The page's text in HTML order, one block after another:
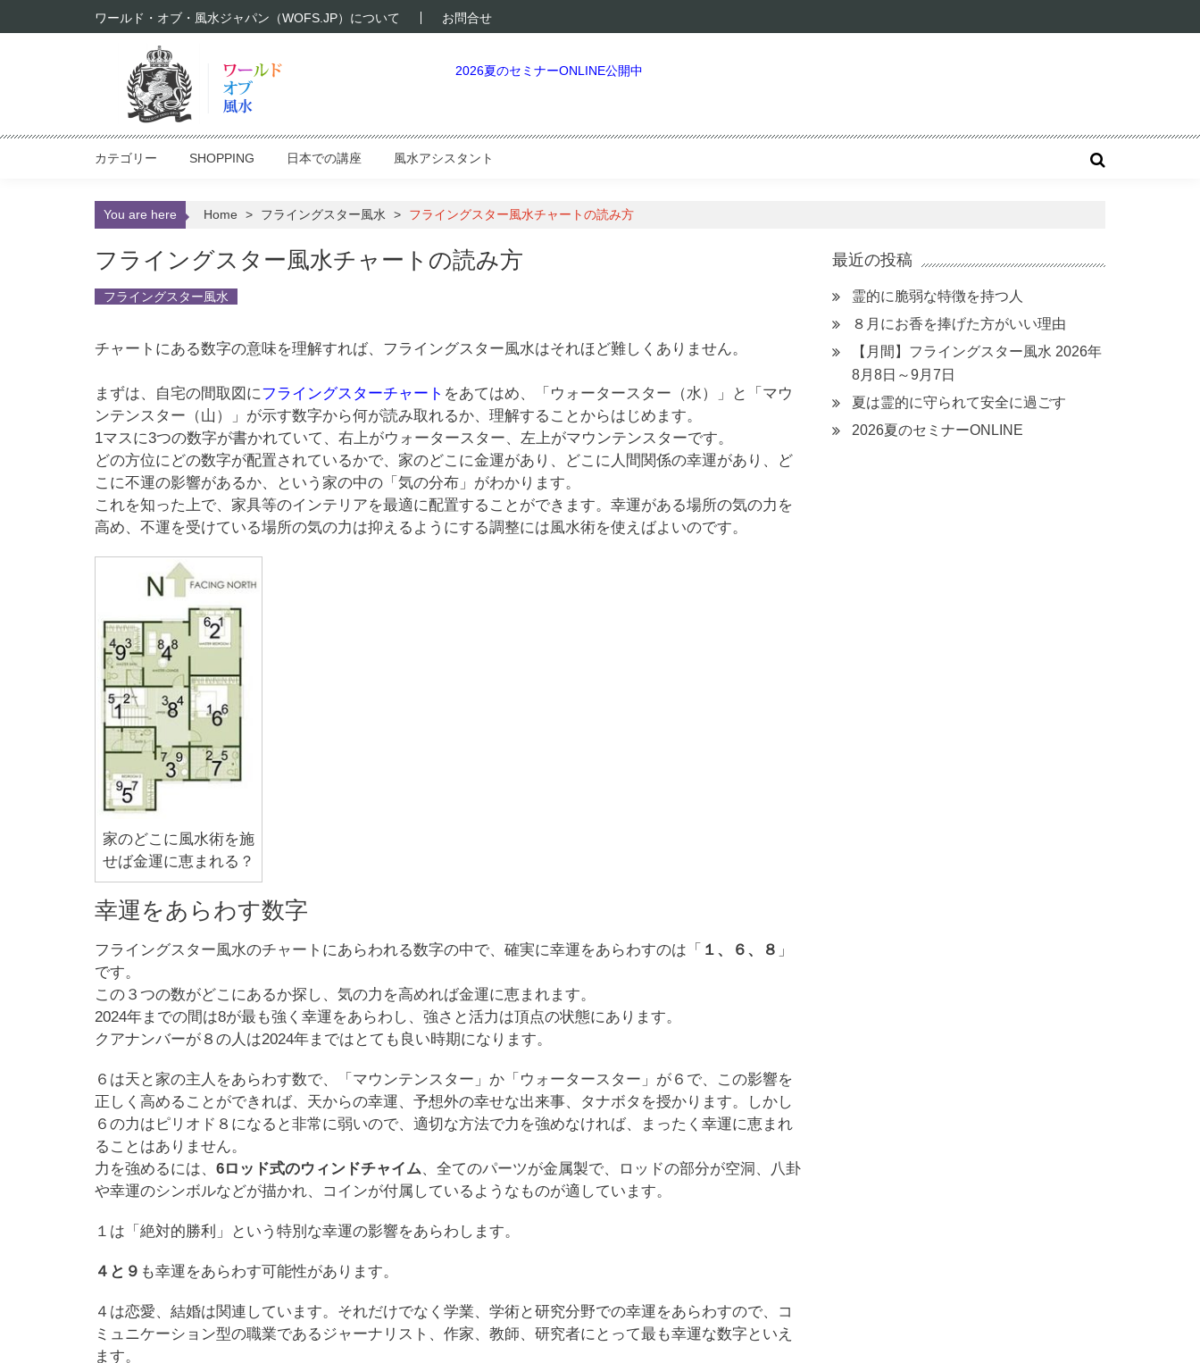
ワールド・オブ・風水ジャパン（WOFS.JP）について お問合せ
2026夏のセミナーONLINE公開中
カテゴリー SHOPPING 日本での講座 風水アシスタント
You are here Home > フライングスター風水 > フライングスター風水チャートの読み方
フライングスター風水チャートの読み方
フライングスター風水
チャートにある数字の意味を理解すれば、フライングスター風水はそれほど難しくありません。
まずは、自宅の間取図にフライングスターチャート をあてはめ、「ウォータースター（水）」と「マウ
ンテンスター（山）」が示す数字から何が読み取れるか、理解することからはじめます。
1マスに3つの数字が書かれていて、右上がウォータースター、左上がマウンテンスターです。
どの方位にどの数字が配置されているかで、家のどこに金運があり、どこに人間関係の幸運があり、ど
こに不運の影響があるか、という家の中の「気の分布」がわかります。
これを知った上で、家具等のインテリアを最適に配置することができます。幸運がある場所の気の力を
高め、不運を受けている場所の気の力は抑えるようにする調整には風水術を使えばよいのです。
家のどこに風水術を施
せば金運に恵まれる？
幸運をあらわす数字
フライングスター風水のチャートにあらわれる数字の中で、確実に幸運をあらわすのは「 １、６、８ 」
です。
この３つの数がどこにあるか探し、気の力を高めれば金運に恵まれます。
2024年までの間は8が最も強く幸運をあらわし、強さと活力は頂点の状態にあります。
クアナンバーが８の人は2024年まではとても良い時期になります。
６は天と家の主人をあらわす数で、「マウンテンスター」か「ウォータースター」が６で、この影響を
正しく高めることができれば、天からの幸運、予想外の幸せな出来事、タナボタを授かります。しかし
６の力はピリオド８になると非常に弱いので、適切な方法で力を強めなければ、まったく幸運に恵まれ
ることはありません。
力を強めるには、 6ロッド式のウィンドチャイム、全てのパーツが金属製で、ロッドの部分が空洞、八卦
や幸運のシンボルなどが描かれ、コインが付属しているようなものが適しています。
１は「絶対的勝利」という特別な幸運の影響をあらわします。
４と９ も幸運をあらわす可能性があります。
４は恋愛、結婚は関連しています。それだけでなく学業、学術と研究分野での幸運をあらわすので、コ
ミュニケーション型の職業であるジャーナリスト、作家、教師、研究者にとって最も幸運な数字といえ
ます。
最近の投稿
霊的に脆弱な特徴を持つ人
８月にお香を捧げた方がいい理由
【月間】フライングスター風水 2026年
8月8日～9月7日
夏は霊的に守られて安全に過ごす
2026夏のセミナーONLINE